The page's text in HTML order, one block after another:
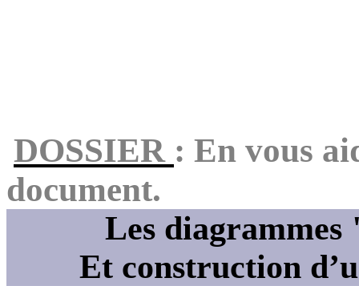
DOSSIER : En vous
document.
Les
Et construction